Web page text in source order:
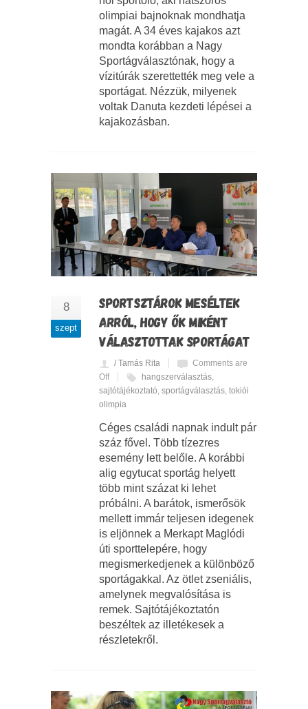
olimpiai bajnoknak mondhatja
magát. A 34 éves kajakos azt
mondta korábban a Nagy
Sportágválasztónak, hogy a
vízitúrák szerettették meg vele a
sportágat. Nézzük, milyenek
voltak Danuta kezdeti lépései a
kajakozásban.
8
szept
SPORTSZTÁROK MESÉLTEK
ARRÓL, HOGY ŐK MIKÉNT
VÁLASZTOTTAK SPORTÁGAT
/ Tamás Rita
Comments are
Off
hangszerválasztás,
sajtótájékoztató, sportágválasztás, tokiói
olimpia
Céges családi napnak indult pár
száz fővel. Több tízezres
esemény lett belőle. A korábbi
alig egytucat sportág helyett
több mint százat ki lehet
próbálni. A barátok, ismerősök
mellett immár teljesen idegenek
is eljönnek a Merkapt Maglódi
úti sporttelepére, hogy
megismerkedjenek a különböző
sportágakkal. Az ötlet zseniális,
amelynek megvalósítása is
remek. Sajtótájékoztatón
beszéltek az illetékesek a
részletekről.